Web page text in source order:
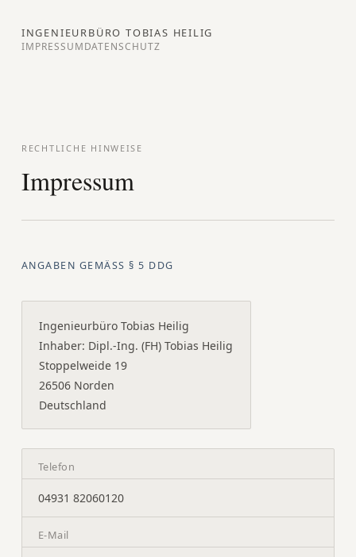
INGENIEURBÜRO TOBIAS HEILIG
IMPRESSUMDATENSCHUTZ
RECHTLICHE HINWEISE
Impressum
ANGABEN GEMÄSS § 5 DDG
Ingenieurbüro Tobias Heilig
Inhaber: Dipl.-Ing. (FH) Tobias Heilig
Stoppelweide 19
26506 Norden
Deutschland
Telefon
04931 82060120
E-Mail